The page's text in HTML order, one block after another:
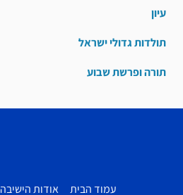
עיון
תולדות גדולי ישראל
תורה ופרשת שבוע
עמוד הבית אודות הישיבה